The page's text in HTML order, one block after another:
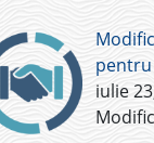
pentru
iulie